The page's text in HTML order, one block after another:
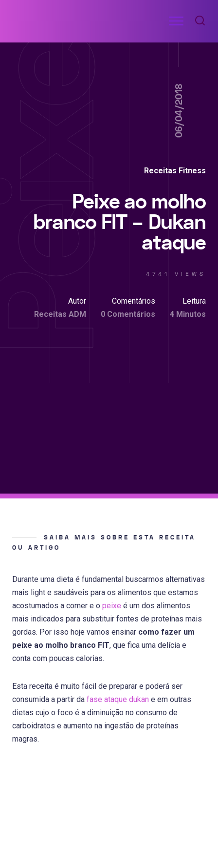
conteúdo
RECEITAS
ACADEMIA
Menu
06/04/2018
Receitas Fitness
Peixe ao molho
branco FIT – Dukan
ataque
4741 VIEWS
Autor
Receitas ADM
Comentários
0 Comentários
Leitura
4 Minutos
SAIBA MAIS SOBRE ESTA RECEITA
OU ARTIGO
Durante uma dieta é fundamental buscarmos alternativas
mais light e saudáveis para os alimentos que estamos
acostumados a comer e o peixe é um dos alimentos
mais indicados para substituir fontes de proteínas mais
gordas. Por isso hoje vamos ensinar como fazer um
peixe ao molho branco FIT, que fica uma delícia e
conta com poucas calorias.
Esta receita é muito fácil de preparar e poderá ser
consumida a partir da fase ataque dukan e em outras
dietas cujo o foco é a diminuição no consumo de
carboidratos e aumento na ingestão de proteínas
magras.